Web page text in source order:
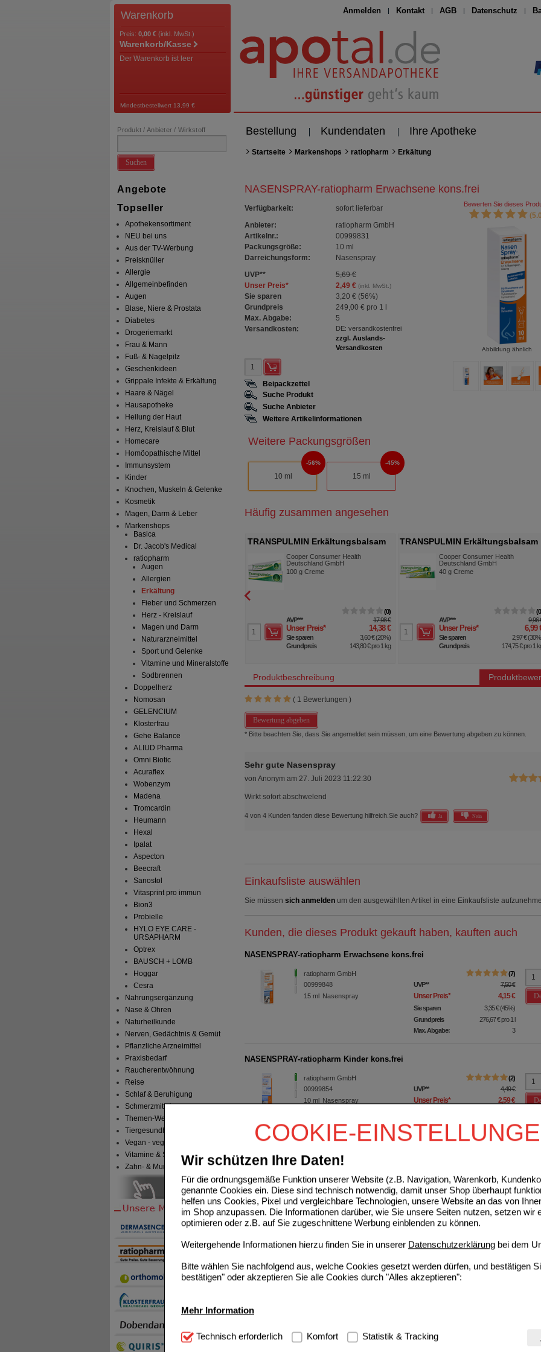
COOKIE-
Wir schützen Ihre Daten!
Für die ordnungsgemäße Funktion unserer Website (z.B. Navigation, Warenkorb,
genannte Cookies ein. Diese sind technisch notwendig, damit unser Shop überhaupt
helfen uns Cookies, Pixel und vergleichbare Technologien, unsere Website an das von
im Shop anzupassen. Die Informationen darüber, wie Sie unsere Seiten nutzen, setzen wir
optimieren oder z.B. auf Sie zugeschnittene Werbung einblenden zu können.
Weitergehende Informationen hierzu finden Sie in unserer Datenschutzerklärung bei dem
Bitte wählen Sie nachfolgend aus, welche Cookies gesetzt werden dürfen, und bestätigen
bestätigen" oder akzeptieren Sie alle Cookies durch "Alles akzeptieren":
Mehr Information
Technisch Notwendig: Hierbei handelt es sich um Cookies, die für die Grundfunktionen
notwendig sind (z.B. Navigation, Warenkorb, Kundenkonto), weshalb auf diese nicht
Technisch erforderlich Komfort Statistik & Tracking
Anmelden Kontakt AGB Datenschutz
Warenkorb
Preis: 0,00 € (inkl. MwSt.)
Warenkorb/Kasse
Der Warenkorb ist leer
Mindestbestellwert 13,99 €
Bestellung Kundendaten Ihre Apotheke
Produkt / Anbieter / Wirkstoff
Suchen
Angebote
Topseller
Apothekensortiment
NEU bei uns
Aus der TV-Werbung
Preisknüller
Allergie
Allgemeinbefinden
Augen
Blase, Niere & Prostata
Diabetes
Drogeriemarkt
Frau & Mann
Fuß- & Nagelpilz
Geschenkideen
Grippale Infekte & Erkältung
Haare & Nägel
Hausapotheke
Heilung der Haut
Herz, Kreislauf & Blut
Homecare
Homöopathische Mittel
Immunsystem
Kinder
Knochen, Muskeln & Gelenke
Kosmetik
Magen, Darm & Leber
Markenshops
Basica
Dr. Jacob's Medical
ratiopharm
Augen
Allergien
Erkältung
Fieber und Schmerzen
Herz - Kreislauf
Magen und Darm
Naturarzneimittel
Sport und Gelenke
Vitamine und Mineralstoffe
Sodbrennen
Doppelherz
Nomosan
GELENCIUM
Klosterfrau
Gehe Balance
ALIUD Pharma
Omni Biotic
Acuraflex
Wobenzym
Madena
Tromcardin
Heumann
Hexal
Ipalat
Aspecton
Beecraft
Sanostol
Vitasprint pro immun
Bion3
Probielle
HYLO EYE CARE -
URSAPHARM
Optrex
BAUSCH + LOMB
Hoggar
Cesra
Nahrungsergänzung
Nase & Ohren
Naturheilkunde
Nerven, Gedächtnis & Gemüt
Pflanzliche Arzneimittel
Praxisbedarf
Raucherentwöhnung
Reise
Schlaf & Beruhigung
Schmerzmittel
Themen-Welten
Tiergesundheit & Tierbedarf
Vegan - vegetarisch
Vitamine & Sport
Zahn- & Mundpflege
Startseite Markenshops ratiopharm Erkältung
NASENSPRAY-ratiopharm Erwachsene kons.frei
Verfügbarkeit:
sofort lieferbar
Anbieter:
ratiopharm GmbH
Artikelnr.:
00999831
Packungsgröße:
10 ml
Darreichungsform:
Nasenspray
UVP**
5,69 €
Unser Preis* 2,49 €(inkl. MwSt.)
Sie sparen 3,20 € (56%)
Grundpreis
249,00 €pro 1 l
Max. Abgabe:
5
Versandkosten:
DE: versandkostenfrei
zzgl. Auslands-
Versandkosten
Bewerten Sie dieses
Abbildung ähnlich
Beipackzettel
Suche Produkt
Suche Anbieter
Weitere Artikelinformationen
Weitere Packungsgrößen
10 ml
56%
15 ml
45%
Häufig zusammen angesehen
GRIPPOSTAD C Stickpacks
STADA Consumer Health
Deutschland GmbH
12 St Granulat
AVP***
Unser Preis*
Sie sparen
TRANSPULMIN Erkältungsbalsam
Cooper Consumer Health
Deutschland GmbH
100g Creme
0
AVP*** 17,98 €
Unser Preis* 14,38 €
Sie sparen 3,60 €(20%)
Grundpreis
143,80 €pro 1 kg
TRANSPULMIN Erkältungsbalsam
für KinderCooper Consumer Health
Deutschland GmbH
40 g Creme
0
AVP*** 9,96
Unser Preis* 6,99
Sie sparen 2,97 €(30%
Grundpreis
174,75 €pro 1
Produktbeschreibung
( 1 Bewertungen )
Bewertung abgeben
* Bitte beachten Sie, dass Sie angemeldet sein müssen, um eine Bewertung abgeben zu können.
Sehr gute Nasenspray
von Anonym am 27. Juli 2023 11:22:30
Wirkt sofort abschwelend
4 von 4 Kunden fanden diese Bewertung hilfreich. Sie auch? Ja Nein
Einkaufsliste auswählen
Sie müssen sich anmelden um den ausgewählten Artikel in eine Einkaufsliste
Kunden, die dieses Produkt gekauft haben, kauften auch
NASENSPRAY-ratiopharm Erwachsene kons.frei
ratiopharm GmbH
00999848
15 ml Nasenspray
7
UVP** 7,50 €
Unser Preis* 4,15 €
Sie sparen 3,35 €(45%)
Grundpreis
276,67 €pro 1 l
Max. Abgabe:
3
NASENSPRAY-ratiopharm Kinder kons.frei
ratiopharm GmbH
00999854
10 ml Nasenspray
2
UVP** 4,49 €
Unser Preis* 2,59 €
Grundpreis
259,00 €
pro 1 l
Max. Abgabe:
IBUPROFEN Heumann Schmerztabletten 400 mg
HEUMANN PHARMA GmbH &
Co. Generica KG
07728561
50St Filmtabletten
6
UVP ** 11,84 €
Unser Preis* 2,49 €
Sie sparen 9,35 €(79%)
Max. Abgabe: